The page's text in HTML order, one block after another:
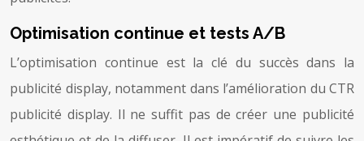
Optimisation continue et tests A/B
L’optimisation continue est la clé du succès dans la
publicité display, notamment dans l’amélioration du CTR
publicité display. Il ne suffit pas de créer une publicité